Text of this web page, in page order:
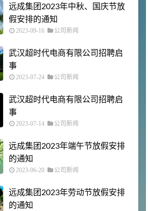
远成集团2023年中秋、国庆节放
假安排的通知
2023-09-16 公司新闻
武汉超时代电商有限公司招聘启
事
2023-07-24 公司新闻
武汉超时代电商有限公司招聘启
事
2023-07-14 公司新闻
远成集团2023年端午节放假安排
的通知
2023-06-20 公司新闻
远成集团2023年劳动节放假安排
的通知